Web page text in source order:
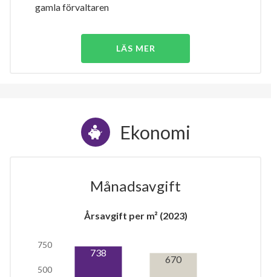
gamla förvaltaren
LÄS MER
Ekonomi
Månadsavgift
Årsavgift per m² (2023)
500
750
738
670